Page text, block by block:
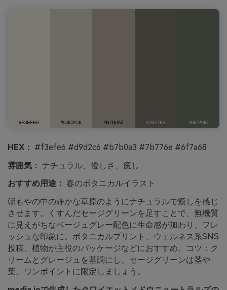
HEX： #f3efe6 #d9d2c6 #b7b0a3 #7b776e #6f7a68
雰囲気： ナチュラル、優しさ、癒し
おすすめ用途： 春のボタニカルイラスト
朝もやの中の静かな草原のようにナチュラルで癒しを感じ
させます。くすんだセージグリーンを足すことで、無機質
に見えがちなベージュグレー配色に生命感が加わり、フレ
ッシュな印象に。ボタニカルプリント、ウェルネス系SNS
投稿、植物が主役のパッケージなどにおすすめ。コツ：ク
リームとグレージュを基調にし、セージグリーンは茎や
葉、ワンポイントに限定しましょう。